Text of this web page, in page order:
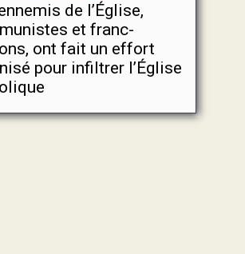
de l’Église,
et franc-
ont fait un effort
pour infiltrer l’Église